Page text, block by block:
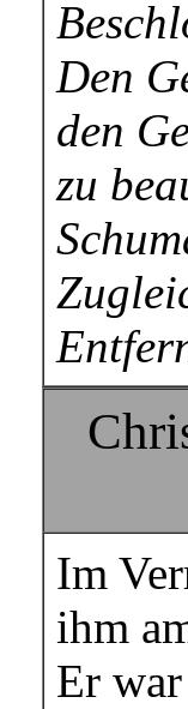
Den
den
zu
Im
ihm
Er